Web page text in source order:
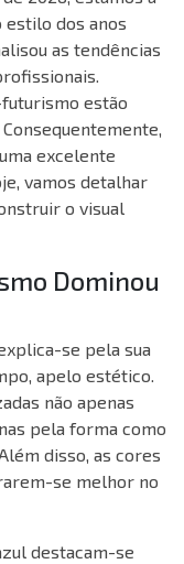
dos anos
as tendências
estão
excelente
vamos detalhar
o visual
Dominou
se pela sua
apelo estético.
não apenas
pela forma como
disso, as cores
se melhor no
destacam-se